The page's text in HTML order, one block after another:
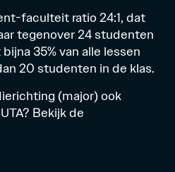
faculteit ratio 24:1, dat
tegenover 24 studenten
35% van alle lessen
20 studenten in de klas.
(major)ook
Bekijk de